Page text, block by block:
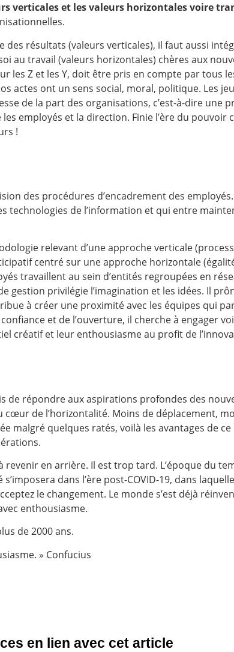
verticales et les valeurs horizontales voire
des résultats (valeurs verticales), il faut aussi
au travail (valeurs horizontales) chères aux
les Z et les Y, doit être pris en compte par tous
actes ont un sens social, moral, politique. Les
de la part des organisations, c’est-à-dire une
employés et la direction. Finie l’ère du pouvoir
!
des procédures d’encadrement des
technologies de l’information et qui entre
relevant d’une approche verticale
centré sur une approche horizontale
travaillent au sein d’entités regroupées en
gestion privilégie l’imagination et les idées. Il
à créer une proximité avec les équipes qui
et de l’ouverture, il cherche à engager
créatif et leur enthousiasme au profit de
de répondre aux aspirations profondes des
de l’horizontalité. Moins de déplacement,
malgré quelques ratés, voilà les avantages de
revenir en arrière. Il est trop tard. L’époque du
dans l’ère post-COVID-19, dans
le changement. Le monde s’est déjà
enthousiasme.
de 2000 ans.
» Confucius
en lien avec cet article